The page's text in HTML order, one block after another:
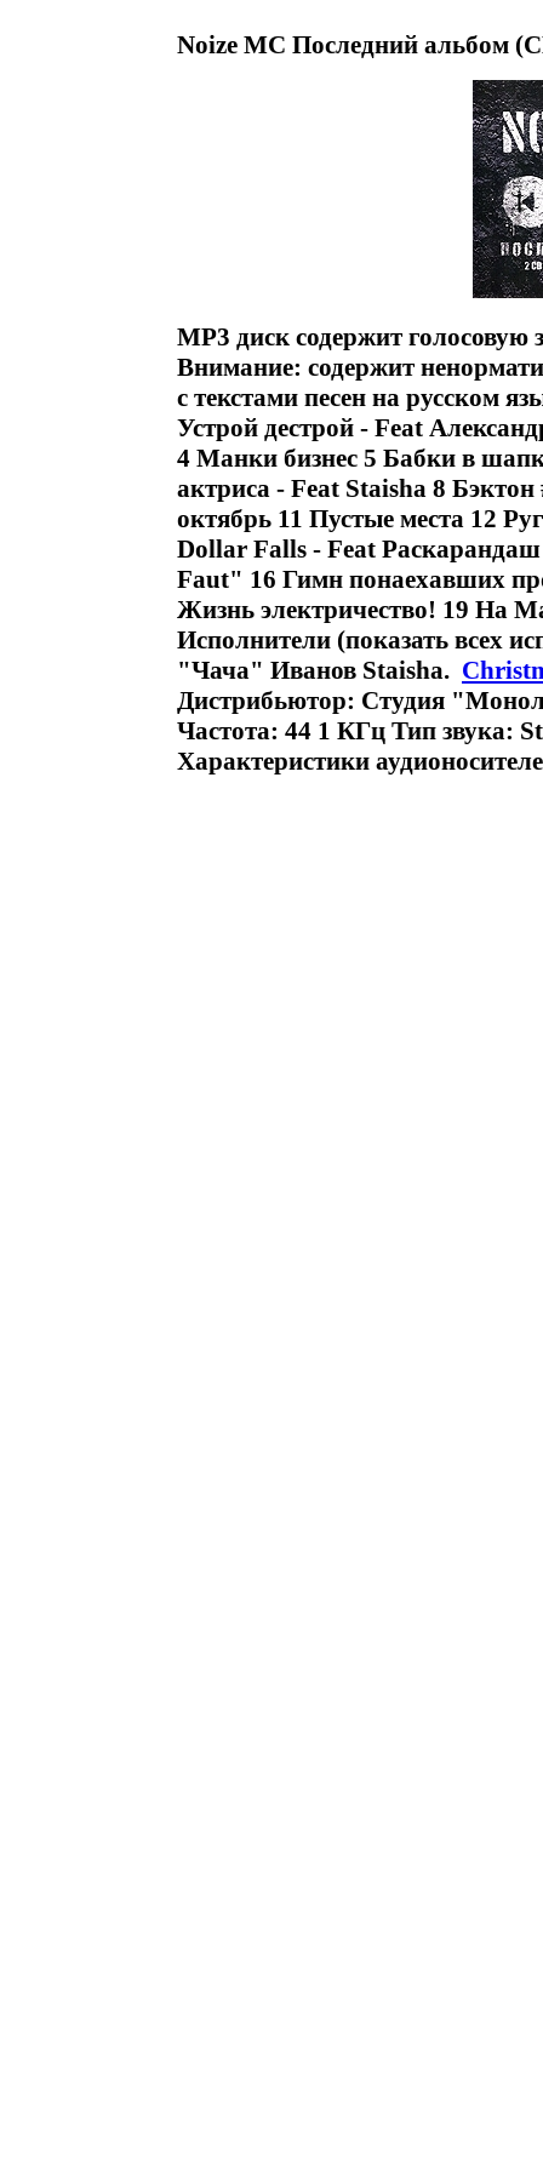
Noize MC Последний альбом
MP3 диск содержит
Внимание: содержит
с текстами песен на русском
Устрой дестрой - Feat
4 Манки бизнес 5 Бабки в
актриса - Feat Staisha 8
октябрь 11 Пустые места 12
Dollar Falls - Feat
Faut" 16 Гимн понаехавших
Жизнь электричество! 19 На
Исполнители (показать всех
"Чача" Иванов Staisha.
Дистрибьютор: Студия
Частота: 44 1 КГц Тип звука:
Характеристики